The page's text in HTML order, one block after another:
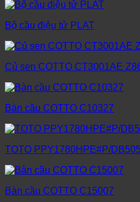
Bộ cầu điệu tử PLAT
Củ sen COTTO CT3001AE
Bàn cầu COTTO C10327
TOTO PPY1780HPE#P/
Bàn cầu COTTO C15007